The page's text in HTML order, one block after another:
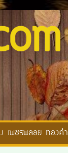
เพชรพลอย ทองคำ